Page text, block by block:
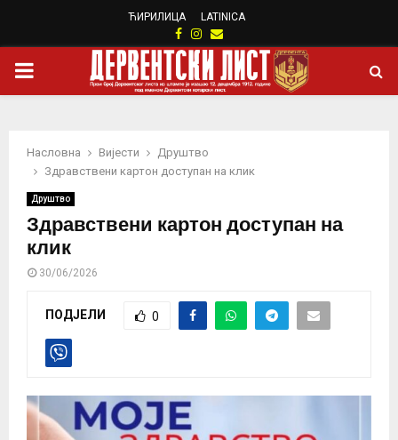
ЋИРИЛИЦА LATINICA
Facebook
Instagram
Email
PRIMARY
Насловна Вијести
Друштво
Здравствени картон доступан на клик
Друштво
Здравствени картон доступан на
клик
30/06/2026
ПОДЈЕЛИ 0